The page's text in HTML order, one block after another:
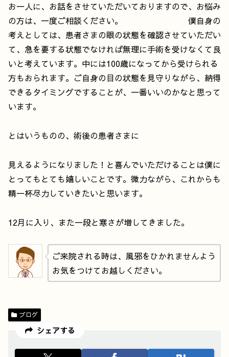
お一人に、お話をさせていただいておりますので、お悩み
の方は、一度ご相談ください。 僕自身の
考えとしては、患者さまの眼の状態を確認させていただい
て、急を要する状態でなければ無理に手術を受けなくて良
いと考えています。中には100歳になってから受けられる
方もおられます。ご自身の目の状態を見守りながら、納得
できるタイミングですることが、一番いいのかなと思って
います。
とはいうものの、術後の患者さまに
見えるようになりました！と喜んでいただけることは僕に
とってもとても嬉しいことです。微力ながら、これからも
精一杯尽力していきたいと思います。
12月に入り、また一段と寒さが増してきました。
ご来院される時は、風邪をひかれませんよう
お気をつけてお越しください。
ブログ
シェアする